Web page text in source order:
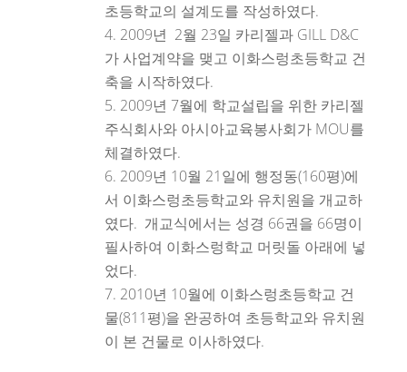
초등학교의 설계도를 작성하였다.
2009년 2월 23일 카리젤과 GILL D&C
가 사업계약을 맺고 이화스렁초등학교 건
축을 시작하였다.
2009년 7월에 학교설립을 위한 카리젤
주식회사와 아시아교육봉사회가 MOU를
체결하였다.
2009년 10월 21일에 행정동(160평)에
서 이화스렁초등학교와 유치원을 개교하
였다. 개교식에서는 성경 66권을 66명이
필사하여 이화스렁학교 머릿돌 아래에 넣
었다.
2010년 10월에 이화스렁초등학교 건
물(811평)을 완공하여 초등학교와 유치원
이 본 건물로 이사하였다.